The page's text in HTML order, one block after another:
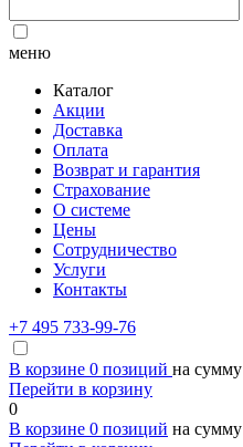
меню
Каталог
Акции
Доставка
Оплата
Возврат и гарантия
Страхование
О системе
Цены
Сотрудничество
Услуги
Контакты
+7 495 733-99-76
В корзине 0 позиций на сумму
Перейти в корзину
0
В корзине 0 позиций на сумму